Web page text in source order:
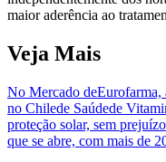
maior aderência ao
Veja Mais
No Mercado deEurofarma,
no Chilede Saúdede
proteção solar, sem
que se abre, com mais de